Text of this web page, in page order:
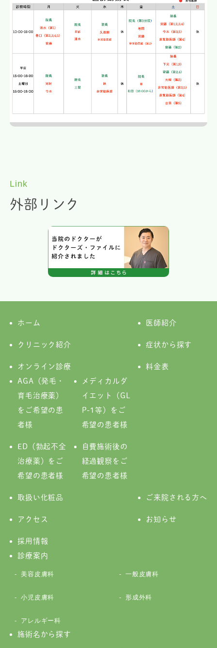
Link
外部リンク
ホーム 医師紹介
クリニック紹介 症状から探す
オンライン診療
AGA（発毛・
育毛治療薬）
をご希望の患
者様
メディカルダ
イエット（GL
P-1等）をご
希望の患者様
ED（勃起不全
治療薬）をご
希望の患者様
自費施術後の
経過観察をご
希望の患者様
料金表
取扱い化粧品 ご来院される方へ
アクセス お知らせ
採用情報
診療案内
美容皮膚科 一般皮膚科
小児皮膚科 形成外科
アレルギー科
施術名から探す